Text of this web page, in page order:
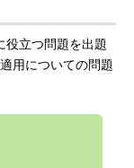
立つ問題を出題
用についての問題